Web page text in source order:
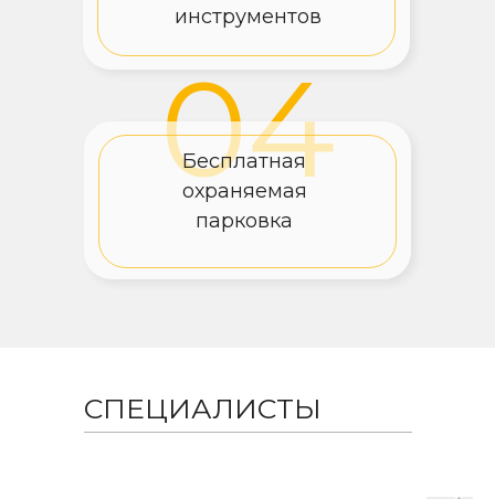
04
инструментов
Бесплатная
охраняемая
парковка
СПЕЦИАЛИСТЫ